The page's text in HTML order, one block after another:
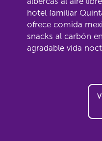
hotel familiar
ofrece comida
snacks al carbón
agradable vida